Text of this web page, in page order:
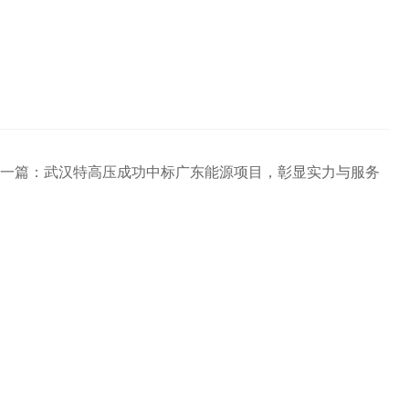
篇： 武汉特高压成功中标广东能源项目，彰显实力与服务